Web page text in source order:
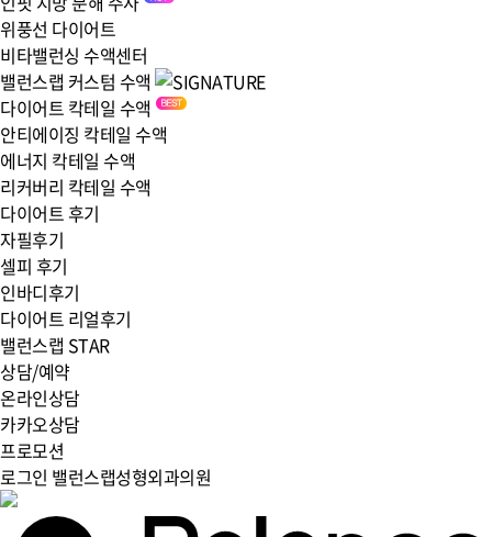
위풍선 다이어트
비타밸런싱 수액센터
밸런스랩 커스텀 수액
다이어트 칵테일 수액
안티에이징 칵테일 수액
에너지 칵테일 수액
리커버리 칵테일 수액
다이어트 후기
자필후기
셀피 후기
인바디후기
다이어트 리얼후기
밸런스랩 STAR
상담/예약
온라인상담
카카오상담
프로모션
로그인 밸런스랩성형외과의원